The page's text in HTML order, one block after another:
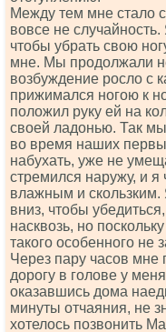
Между тем мне стало
вовсе не
чтобы убрать свою
мне. Мы продолжали
возбуждение росло с
прижимался ногою к
положил руку ей на
своей ладонью. Так
во время наших
набухать, уже не
стремился наружу, и я
влажным и скользким.
вниз, чтобы
насквозь, но
такого особенного не
Через пару часов мне
дорогу в голове у
оказавшись дома
минуты отчаяния, не
хотелось позвонить